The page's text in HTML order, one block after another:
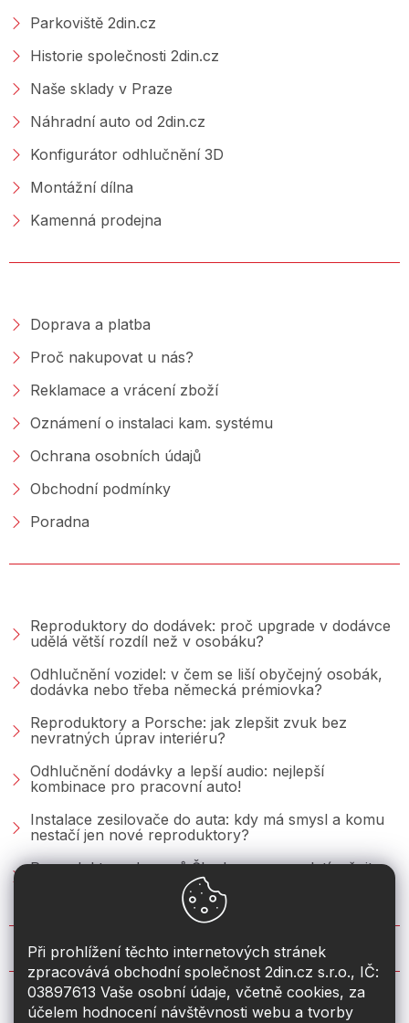
Při prohlížení těchto internetových stránek
zpracovává obchodní společnost 2din.cz s.r.o., IČ:
03897613 Vaše osobní údaje, včetně cookies, za
účelem hodnocení návštěvnosti webu a tvorby
Parkoviště 2din.cz
Historie společnosti 2din.cz
Naše sklady v Praze
Náhradní auto od 2din.cz
Konfigurátor odhlučnění 3D
Montážní dílna
Kamenná prodejna
Doprava a platba
Proč nakupovat u nás?
Reklamace a vrácení zboží
Oznámení o instalaci kam. systému
Ochrana osobních údajů
Obchodní podmínky
Poradna
Reproduktory do dodávek: proč upgrade v dodávce
udělá větší rozdíl než v osobáku?
Odhlučnění vozidel: v čem se liší obyčejný osobák,
dodávka nebo třeba německá prémiovka?
Reproduktory a Porsche: jak zlepšit zvuk bez
nevratných úprav interiéru?
Odhlučnění dodávky a lepší audio: nejlepší
kombinace pro pracovní auto!
Instalace zesilovače do auta: kdy má smysl a komu
nestačí jen nové reproduktory?
Reproduktory do vozů Škoda: co se vyplatí měnit u
Fabie, Octavie a Superbu?
KONTAKT
info@2din.cz